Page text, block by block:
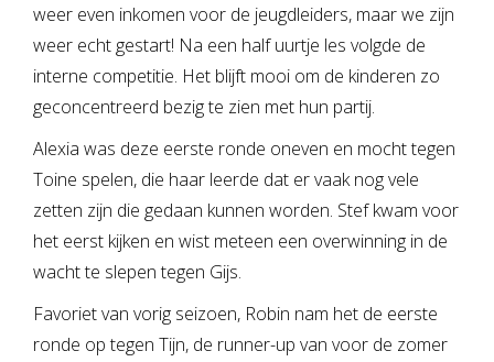
weer even inkomen voor de jeugdleiders, maar we zijn
weer echt gestart! Na een half uurtje les volgde de
interne competitie. Het blijft mooi om de kinderen zo
geconcentreerd bezig te zien met hun partij.
Alexia was deze eerste ronde oneven en mocht tegen
Toine spelen, die haar leerde dat er vaak nog vele
zetten zijn die gedaan kunnen worden. Stef kwam voor
het eerst kijken en wist meteen een overwinning in de
wacht te slepen tegen Gijs.
Favoriet van vorig seizoen, Robin nam het de eerste
ronde op tegen Tijn, de runner-up van voor de zomer